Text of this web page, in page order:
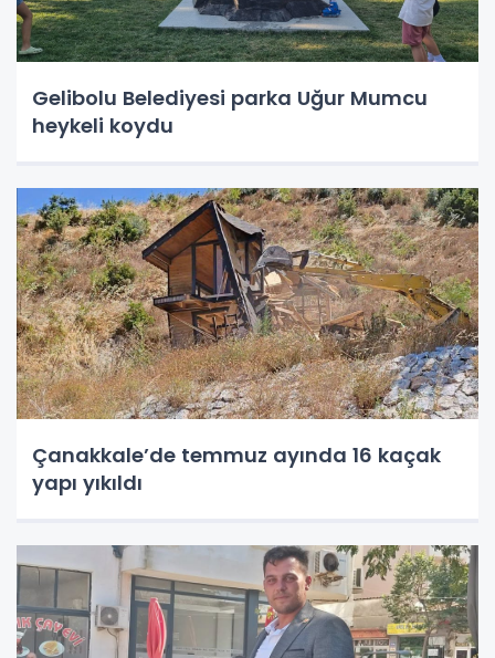
Gelibolu Belediyesi parka Uğur Mumcu
heykeli koydu
Çanakkale’de temmuz ayında 16 kaçak
yapı yıkıldı